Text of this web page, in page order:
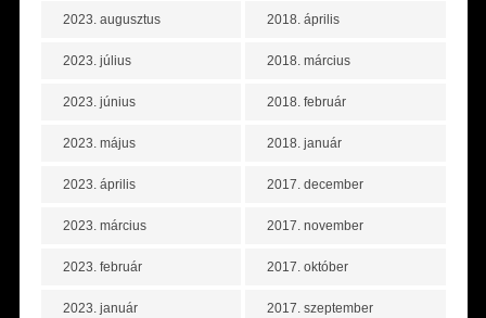
2023. augusztus
2023. július
2023. június
2023. május
2023. április
2023. március
2023. február
2023. január
2018. április
2018. március
2018. február
2018. január
2017. december
2017. november
2017. október
2017. szeptember